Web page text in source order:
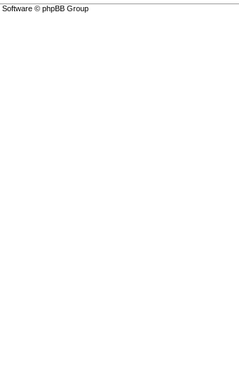
© phpBB Group